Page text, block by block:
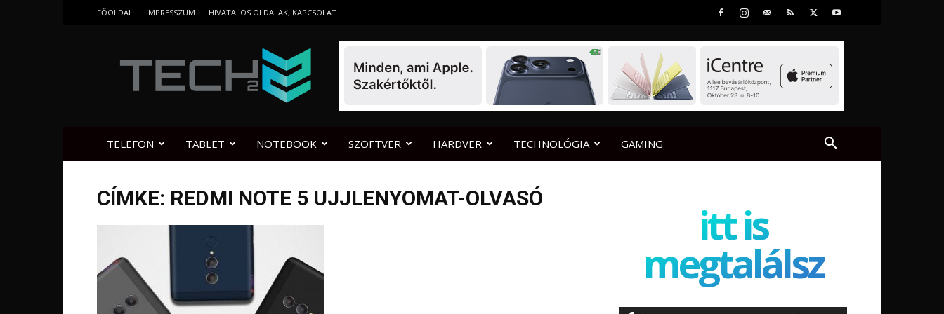
FŐOLDAL IMPRESSZUM HIVATALOS OLDALAK, KAPCSOLAT
TELEFON TABLET NOTEBOOK SZOFTVER HARDVER TECHNOLÓGIA GAMING
CÍMKE: REDMI NOTE 5 UJJLENYOMAT-OLVASÓ
itt is
megtalálsz